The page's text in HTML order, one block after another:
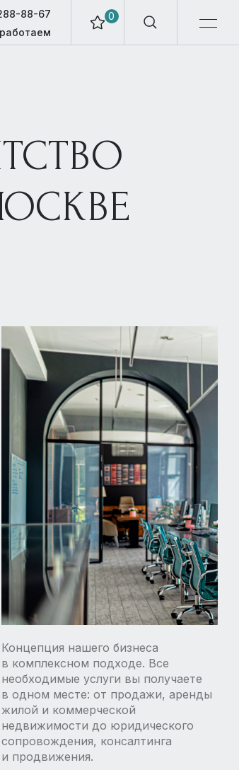
0
88-67
Концепция нашего бизнеса
в комплексном подходе. Все
необходимые услуги вы получаете
в одном месте: от продажи, аренды
жилой и коммерческой
недвижимости до юридического
сопровождения, консалтинга
и продвижения.